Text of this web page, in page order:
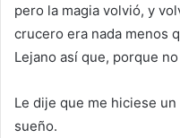
pero la magia volvió, y
crucero era nada menos
Lejano así que, porque
Le dije que me hiciese
sueño.